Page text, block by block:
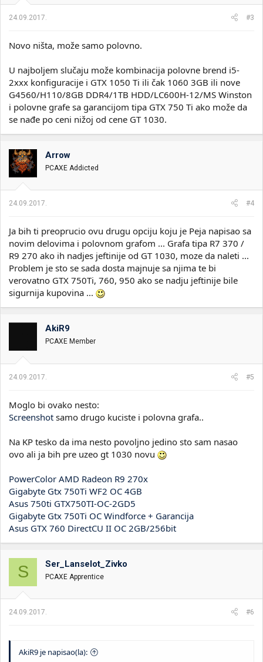
24.09.2017. #3
Novo ništa, može samo polovno.
U najboljem slučaju može kombinacija polovne brend i5-
2xxx konfiguracije i GTX 1050 Ti ili čak 1060 3GB ili nove
G4560/H110/8GB DDR4/1TB HDD/LC600H-12/MS Winston
i polovne grafe sa garancijom tipa GTX 750 Ti ako može da
se nađe po ceni nižoj od cene GT 1030.
Arrow
PCAXE Addicted
24.09.2017. #4
Ja bih ti preoprucio ovu drugu opciju koju je Peja napisao sa
novim delovima i polovnom grafom ... Grafa tipa R7 370 /
R9 270 ako ih nadjes jeftinije od GT 1030, moze da naleti ...
Problem je sto se sada dosta majnuje sa njima te bi
verovatno GTX 750Ti, 760, 950 ako se nadju jeftinije bile
sigurnija kupovina ...
AkiR9
PCAXE Member
24.09.2017. #5
Moglo bi ovako nesto:
Screenshot samo drugo kuciste i polovna grafa..
Na KP tesko da ima nesto povoljno jedino sto sam nasao
ovo ali ja bih pre uzeo gt 1030 novu
PowerColor AMD Radeon R9 270x
Gigabyte Gtx 750Ti WF2 OC 4GB
Asus 750ti GTX750TI-OC-2GD5
Gigabyte Gtx 750Ti OC Windforce + Garancija
Asus GTX 760 DirectCU II OC 2GB/256bit
S Ser_Lanselot_Zivko
PCAXE Apprentice
24.09.2017. #6
AkiR9 je napisao(la):